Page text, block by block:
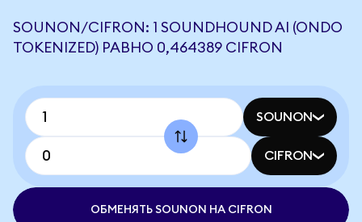
SOUNON/CIFRON: 1 SOUNDHOUND AI (ONDO
TOKENIZED) РАВНО 0,464389 CIFRON
SOUNON
CIFRON
ОБМЕНЯТЬ SOUNON НА CIFRON